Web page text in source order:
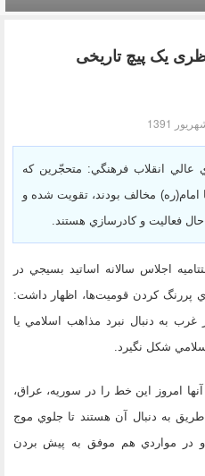
یک پیچ تاریخی
انقلاب فرهنگي: متحجّرين که
امام(ره) مخالف بودند، تقويت شده و
فعاليت و كادر‌سازي هستند.
اجلاس سالانه اساتيد بسيجي در
پررنگ‌ كردن قوميت‌ها، اظهار داشت:
به دنبال نبرد مذاهب اسلامي يا
شكل نگيرد.
امروز اين خط را در سوريه، عراق،
طريق به دنبال آن هستند تا جلوي موج
و در مواردي هم موفق به پيش بردن